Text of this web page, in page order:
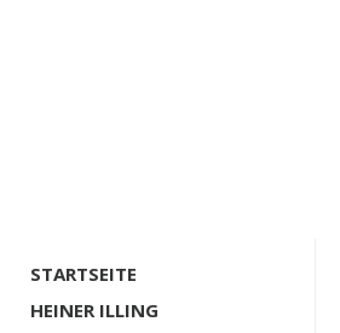
STARTSEITE
HEINER ILLING